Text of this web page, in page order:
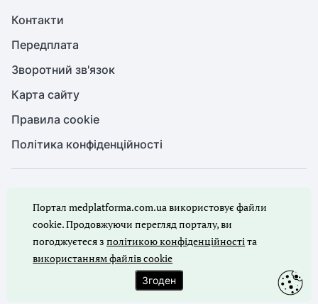
Контакти
Передплата
Зворотний зв'язок
Карта сайту
Правила cookie
Політика конфіденційності
Повне або часткове копіювання будь-яких матеріалів порталу,
цитування, публікація їх анотованих оглядів допускаються лише
з письмового дозволу редакції порталу.
Ми в соцмережах
Портал medplatforma.com.ua використовує файли
cookie. Продовжуючи перегляд порталу, ви
погоджуєтеся зполітикою конфіденційностіта
використанням файлів cookie
Згоден